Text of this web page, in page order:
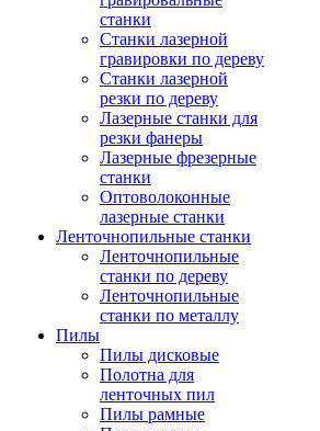
станки
Станки лазерной
гравировки по дереву
Станки лазерной
резки по дереву
Лазерные станки для
резки фанеры
Лазерные фрезерные
станки
Оптоволоконные
лазерные станки
Ленточнопильные станки
Ленточнопильные
станки по дереву
Ленточнопильные
станки по металлу
Пилы
Пилы дисковые
Полотна для
ленточных пил
Пилы рамные